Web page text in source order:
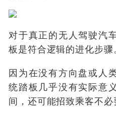
对于真正的无人驾驶汽
板是符合逻辑的进化步骤。
因为在没有方向盘或人
统踏板几乎没有实际意
间，还可能招致乘客不必